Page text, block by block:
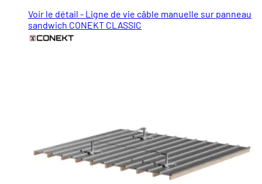
Voir le détail - Ligne de vie câble manuelle sur panneau
sandwich CONEKT CLASSIC